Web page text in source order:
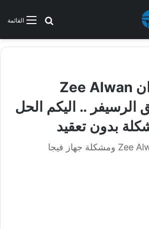
القائمةبحث عن
قناة زى الوان Zee Alwan
الرسيفر .. اليكم الحل
بدون تعقيد